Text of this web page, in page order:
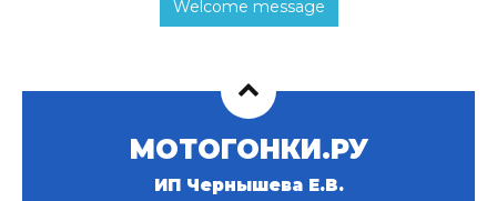
Welcome message
МОТОГОНКИ.РУ
ИП Чернышева Е.В.